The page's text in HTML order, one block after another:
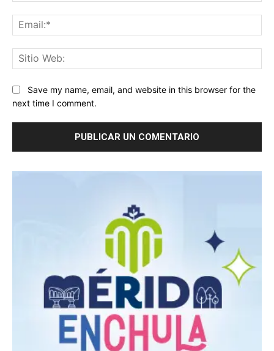
Save my name, email, and website in this browser for the
next time I comment.